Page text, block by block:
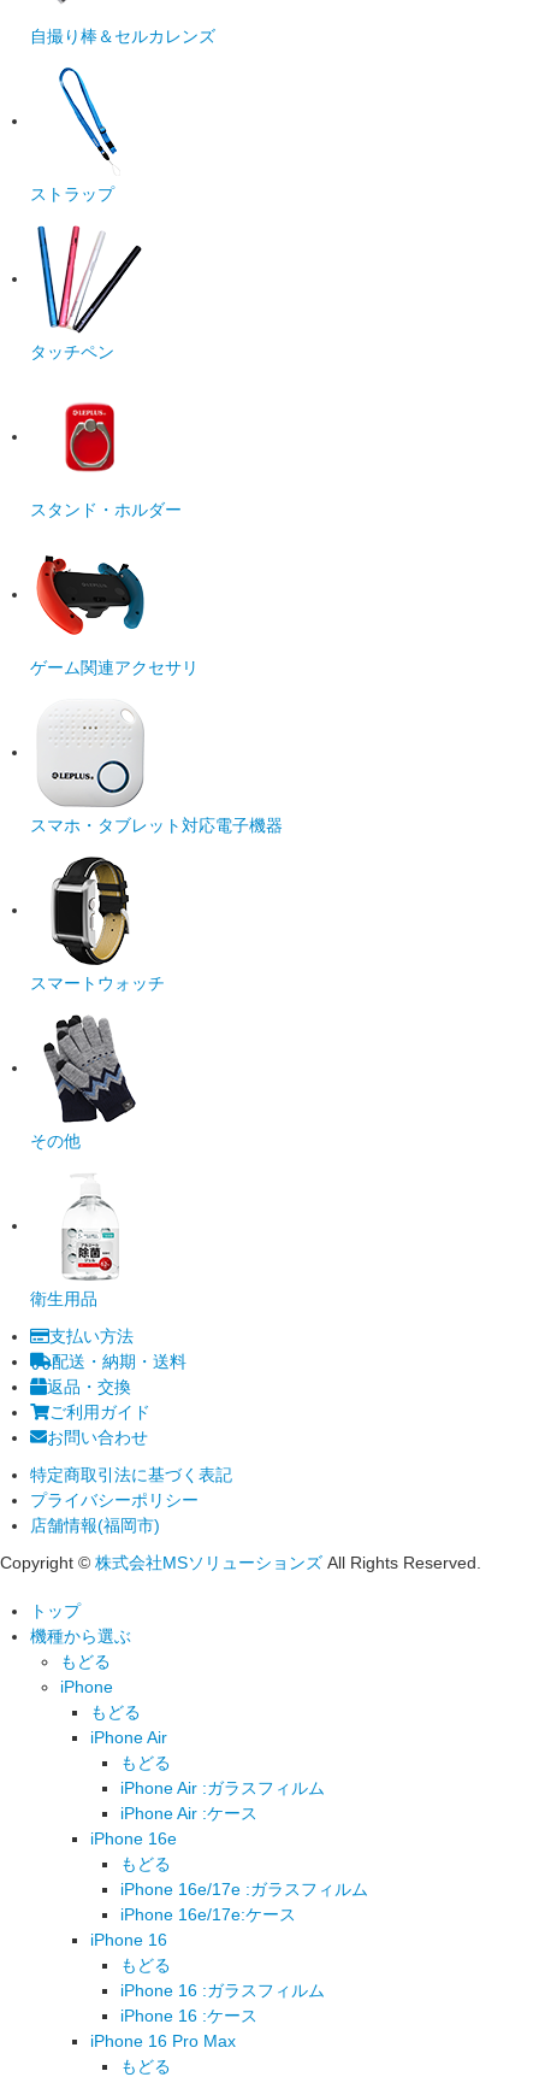
自撮り棒＆セルカレンズ
ストラップ
タッチペン
スタンド・ホルダー
ゲーム関連アクセサリ
スマホ・タブレット対応電子機器
スマートウォッチ
その他
衛生用品
支払い方法
配送・納期・送料
返品・交換
ご利用ガイド
お問い合わせ
特定商取引法に基づく表記
プライバシーポリシー
店舗情報(福岡市)
Copyright © 株式会社MSソリューションズ All Rights Reserved.
トップ
機種から選ぶ
もどる
iPhone
もどる
iPhone Air
もどる
iPhone Air :ガラスフィルム
iPhone Air :ケース
iPhone 16e
もどる
iPhone 16e/17e :ガラスフィルム
iPhone 16e/17e:ケース
iPhone 16
もどる
iPhone 16 :ガラスフィルム
iPhone 16 :ケース
iPhone 16 Pro Max
もどる